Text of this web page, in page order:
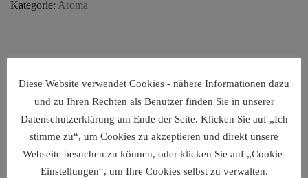
Kategorie: Aroma
RELATED PRODUCTS
Diese Website verwendet Cookies - nähere Informationen dazu
und zu Ihren Rechten als Benutzer finden Sie in unserer
Datenschutzerklärung am Ende der Seite. Klicken Sie auf „Ich
stimme zu“, um Cookies zu akzeptieren und direkt unsere
Webseite besuchen zu können, oder klicken Sie auf „Cookie-
Einstellungen“, um Ihre Cookies selbst zu verwalten.